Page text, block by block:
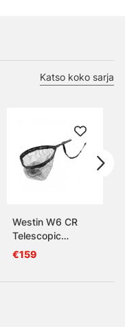
Katso koko sarja
Westin W6 CR
Telescopic
Landing Net 4m M
€159